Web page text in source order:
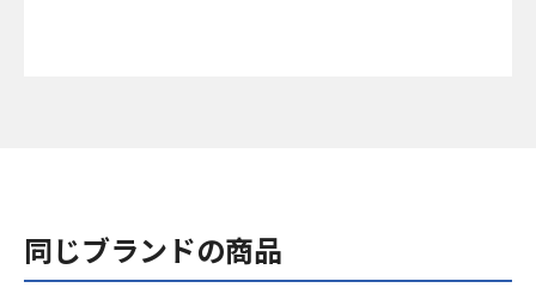
同じブランドの商品